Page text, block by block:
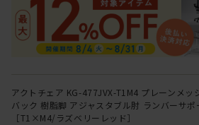
アクトチェア KG-477JVX-T1M4 プレーンメッ
バック 樹脂脚 アジャスタブル肘 ランバーサ
［T1×M4/ラズベリーレッド］